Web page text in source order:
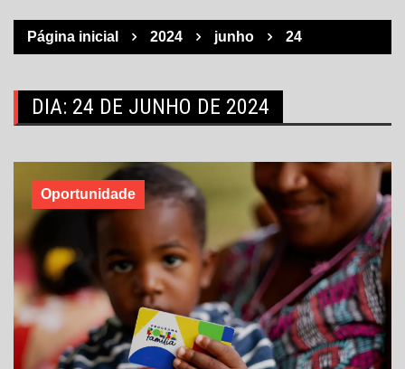
Página inicial 2024 junho 24
DIA: 24 DE JUNHO DE 2024
Oportunidade